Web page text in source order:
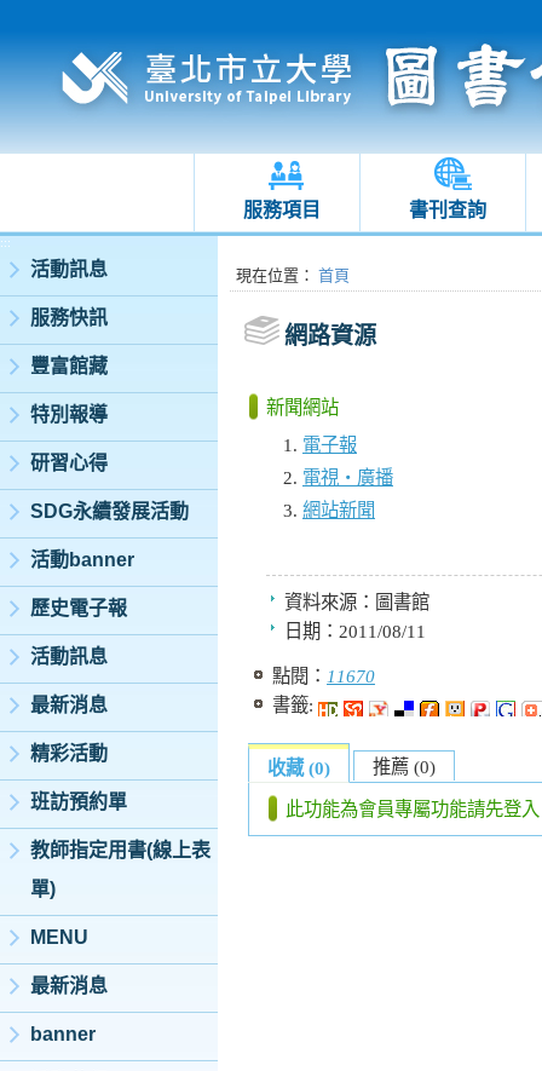
服務項目 書刊查詢
:::
活動訊息
服務快訊
豐富館藏
特別報導
研習心得
SDG永續發展活動
活動banner
歷史電子報
活動訊息
最新消息
精彩活動
班訪預約單
教師指定用書(線上表
單)
MENU
最新消息
banner
:::現在位置 ： 首頁
網路資源
新聞網站
電子報
電視‧廣播
網站新聞
資料來源： 圖書館
日期： 2011/08/11
點閱： 11670
書籤:
收藏 (0) 推薦 (0)
此功能為會員專屬功能請先登入